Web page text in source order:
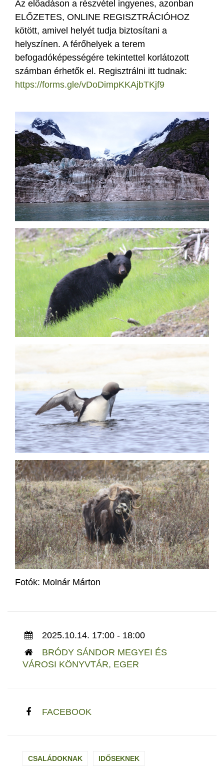
Az előadáson a részvétel ingyenes, azonban
ELŐZETES, ONLINE REGISZTRÁCIÓHOZ
kötött, amivel helyét tudja biztosítani a
helyszínen. A férőhelyek a terem
befogadóképességére tekintettel korlátozott
számban érhetők el. Regisztrálni itt tudnak:
https://forms.gle/vDoDimpKKAjbTKjf9
Fotók: Molnár Márton
2025.10.14. 17:00 - 18:00
BRÓDY SÁNDOR MEGYEI ÉS
VÁROSI KÖNYVTÁR, EGER
FACEBOOK
CSALÁDOKNAK IDŐSEKNEK